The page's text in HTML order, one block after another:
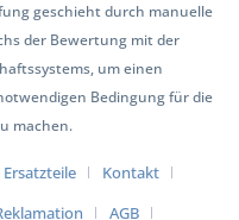
geschieht durch manuelle
der Bewertung mit der
um einen
Bedingung für die
machen.
Kontakt
AGB